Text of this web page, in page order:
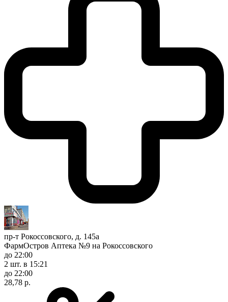
пр-т Рокоссовского, д. 145а
ФармОстров Аптека №9 на Рокоссовского
до 22:00
2 шт. в 15:21
до 22:00
28,78 р.